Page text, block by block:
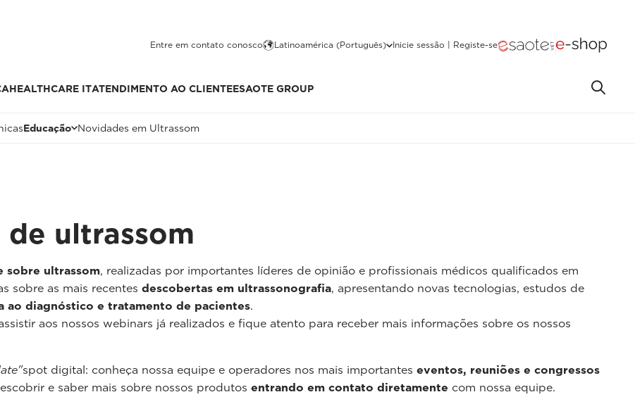
Entre em contato conosco Latinoamérica (Português) Inicie sessão | Registe-se
HEALTHCARE ITATENDIMENTO AO CLIENTEESAOTE GROUP
Educação Novidades em Ultrassom
de ultrassom
sobre ultrassom, realizadas por importantes líderes de opinião e profissionais médicos qualificados em
sobre as mais recentes descobertas em ultrassonografia, apresentando novas tecnologias, estudos de
ao diagnóstico e tratamento de pacientes.
aos nossos webinars já realizados e fique atento para receber mais informações sobre os nossos
spot digital: conheça nossa equipe e operadores nos mais importantes eventos, reuniões e congressos
e saber mais sobre nossos produtos entrando em contato diretamente com nossa equipe.